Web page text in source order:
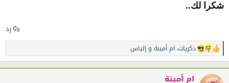
شكرا لك..
رد
ا
ل
ت
ف
ذكريات، ام أمينة و إلياس
ام أمينة